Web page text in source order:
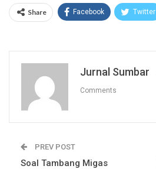
Share Facebook Twitter
Jurnal Sumbar
Comments
PREV POST
Soal Tambang Migas